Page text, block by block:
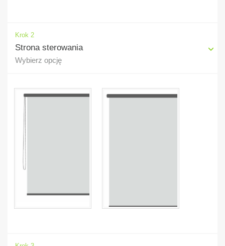
Krok 2
Strona sterowania
Wybierz opcję